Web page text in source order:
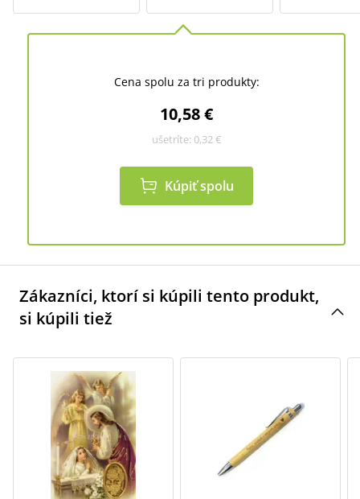
Cena spolu za tri produkty:
10,58 €
ušetríte: 0,32 €
Kúpiť spolu
Zákazníci, ktorí si kúpili tento produkt,
si kúpili tiež